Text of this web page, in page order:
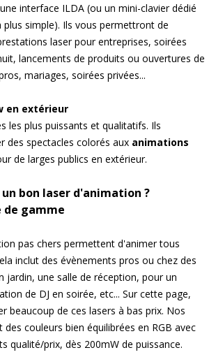
interface ILDA (ou un mini-clavier dédié
plus simple). Ils vous permettront de
laser pour entreprises, soirées
lancements de produits ou ouvertures de
mariages, soirées privées...
en extérieur
les plus puissants et qualitatifs. Ils
des spectacles colorés aux animations
de larges publics en extérieur.
bon laser d'animation ?
de gamme
pas chers permettent d'animer tous
inclut des évènements pros ou chez des
jardin, une salle de réception, pour un
de DJ en soirée, etc... Sur cette page,
beaucoup de ces lasers à bas prix. Nos
couleurs bien équilibrées en RGB avec
qualité/prix, dès 200mW de puissance.